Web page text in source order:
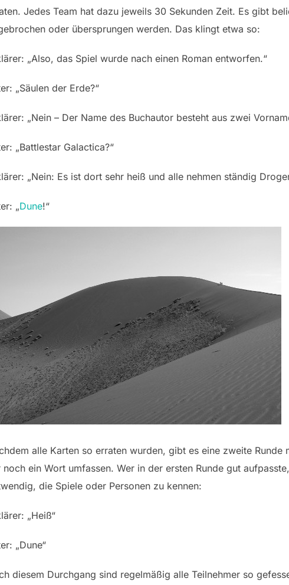
Jedes Team hat dazu jeweils 30 Sekunden Zeit. Es gibt
oder übersprungen werden. Das klingt etwa so:
„Also, das Spiel wurde nach einen Roman entworfen.“
„Säulen der Erde?“
„Nein – Der Name des Buchautor besteht aus zwei
„Battlestar Galactica?“
„Nein: Es ist dort sehr heiß und alle nehmen ständig
„Dune!“
alle Karten so erraten wurden, gibt es eine zweite
noch ein Wort umfassen. Wer in der ersten Runde gut
die Spiele oder Personen zu kennen:
„Heiß“
„Dune“
diesem Durchgang sind regelmäßig alle Teilnehmer so